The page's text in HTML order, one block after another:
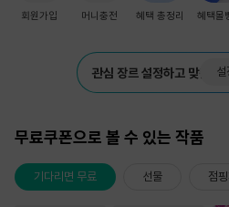
회원가입 머니충전 혜택 총정리 혜택몰
관심 장르 설정하고 맞춤 추설
무료쿠폰으로 볼 수 있는 작품
기다리면 무료 선물 점